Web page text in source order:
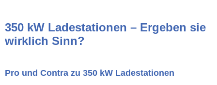
350 kW Ladestationen – Ergeben sie
wirklich Sinn?
Pro und Contra zu 350 kW Ladestationen